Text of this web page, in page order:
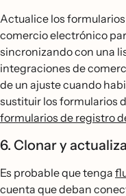
Actualice los
comercio electrónico
sincronizando con una
integraciones de
de un ajuste cuando
sustituir los formularios
formularios de registro
6. Clonar y
Es probable que tenga
cuenta que deban